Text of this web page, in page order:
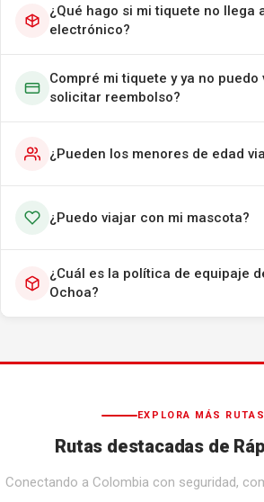
¿Qué hago si mi tiquete no llega
electrónico?
Compré mi tiquete y ya no puedo
solicitar reembolso?
¿Pueden los menores de edad
¿Puedo viajar con mi mascota?
¿Cuál es la política de equipaje
Ochoa?
EXPLORA MÁS
Rutas destacadas de
Conectando a Colombia con seguridad,